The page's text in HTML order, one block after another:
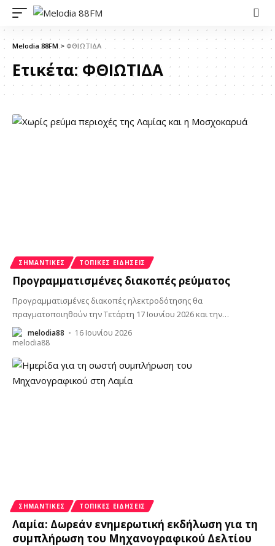
Melodia 88FM > ΦΘΙΩΤΙΔΑ
Ετικέτα:ΦΘΙΩΤΙΔΑ
ΣΗΜΑΝΤΙΚΈΣ ΤΟΠΙΚΈΣ ΕΙΔΉΣΕΙΣ
Προγραμματισμένες διακοπές ρεύματος
Προγραμματισμένες διακοπές ηλεκτροδότησης θα
πραγματοποιηθούν την Τετάρτη 17 Ιουνίου 2026 και την…
melodia88 16 Ιουνίου 2026
ΣΗΜΑΝΤΙΚΈΣ ΤΟΠΙΚΈΣ ΕΙΔΉΣΕΙΣ
Λαμία: Δωρεάν ενημερωτική εκδήλωση για τη
συμπλήρωση του Μηχανογραφικού Δελτίου